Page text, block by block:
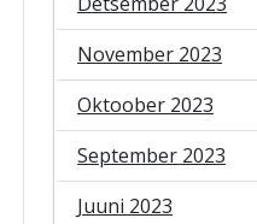
November 2023
Oktoober 2023
September 2023
Juuni 2023